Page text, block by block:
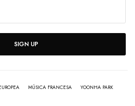
SIGN UP
MÚSICA FRANCESA YOONHA PARK